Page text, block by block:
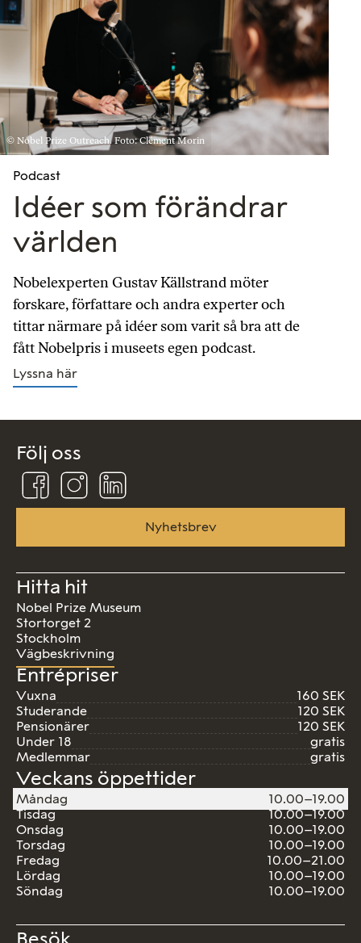
© Nobel Prize Outreach. Foto: Clément Morin
Podcast
Idéer som förändrar
världen
Nobelexperten Gustav Källstrand möter
forskare, författare och andra experter och
tittar närmare på idéer som varit så bra att de
fått Nobelpris i museets egen podcast.
Lyssna här
Följ oss
Följ
oss
på
Följ
oss
på
Nyhetsbrev
Hitta hit
Nobel Prize Museum
Stortorget 2
Stockholm
Vägbeskrivning
Entrépriser
Vuxna
160 SEK
Studerande
120 SEK
Pensionärer
120 SEK
Under 18
gratis
Medlemmar
gratis
Veckans öppettider
Måndag
10.00–19.00
Tisdag
10.00–19.00
Onsdag
10.00–19.00
Torsdag
10.00–19.00
Fredag
10.00–21.00
Lördag
10.00–19.00
Söndag
10.00–19.00
Besök